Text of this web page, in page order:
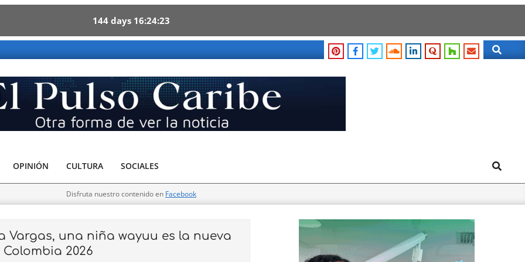
144 days 16 24 21
Search
OPINIÓN CULTURA SOCIALES Search
Disfruta nuestro contenido en Facebook
Vargas, una niña wayuu es la nueva
2026